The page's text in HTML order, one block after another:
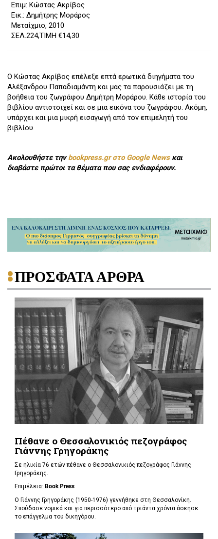
Επιμ: Κώστας Ακρίβος
Εικ.: Δημήτρης Μοράρος
Μεταίχμιο, 2010
ΣΕΛ.224,ΤΙΜΗ €14,30
Ο Κώστας Ακρίβος επέλεξε επτά ερωτικά διηγήματα του
Αλέξανδρου Παπαδιαμάντη και μας τα παρουσιάζει με τη
βοήθεια του ζωγράφου Δημήτρη Μοράρου. Κάθε ιστορία του
βιβλίου αντιστοιχεί και σε μια εικόνα του ζωγράφου. Ακόμη,
υπάρχει και μια μικρή εισαγωγή από τον επιμελητή του
βιβλίου.
Ακολουθήστε τηνbookpress.gr στο Google Newsκαι
διαβάστε πρώτοι τα θέματα που σας ενδιαφέρουν.
ΠΡΟΣΦΑΤΑ ΑΡΘΡΑ
Πέθανε ο Θεσσαλονικιός πεζογράφος
Γιάννης Γρηγοράκης
Σε ηλικία 76 ετών πέθανε ο Θεσσαλονικιός πεζογράφος Γιάννης
Γρηγοράκης.
Επιμέλεια: Book Press
Ο Γιάννης Γρηγοράκης (1950-1976) γεννήθηκε στη Θεσσαλονίκη.
Σπούδασε νομικά και για περισσότερο από τριάντα χρόνια άσκησε
το επάγγελμα του δικηγόρου.
...